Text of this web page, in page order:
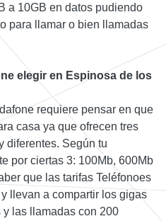
a 10GB en datos pudiendo
para llamar o bien llamadas
elegir en Espinosa de los
requiere pensar en que
casa ya que ofrecen tres
diferentes. Según tu
por ciertas 3: 100Mb, 600Mb
que las tarifas Teléfonoes
llevan a compartir los gigas
las llamadas con 200